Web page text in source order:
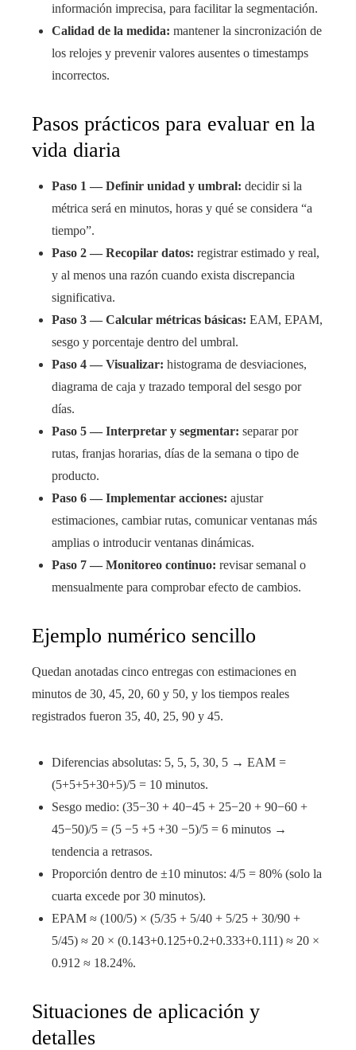
información imprecisa, para facilitar la segmentación.
Calidad de la medida: mantener la sincronización de
los relojes y prevenir valores ausentes o timestamps
incorrectos.
Pasos prácticos para evaluar en la
vida diaria
Paso 1 — Definir unidad y umbral: decidir si la
métrica será en minutos, horas y qué se considera “a
tiempo”.
Paso 2 — Recopilar datos: registrar estimado y real,
y al menos una razón cuando exista discrepancia
significativa.
Paso 3 — Calcular métricas básicas: EAM, EPAM,
sesgo y porcentaje dentro del umbral.
Paso 4 — Visualizar: histograma de desviaciones,
diagrama de caja y trazado temporal del sesgo por
días.
Paso 5 — Interpretar y segmentar: separar por
rutas, franjas horarias, días de la semana o tipo de
producto.
Paso 6 — Implementar acciones: ajustar
estimaciones, cambiar rutas, comunicar ventanas más
amplias o introducir ventanas dinámicas.
Paso 7 — Monitoreo continuo: revisar semanal o
mensualmente para comprobar efecto de cambios.
Ejemplo numérico sencillo
Quedan anotadas cinco entregas con estimaciones en
minutos de 30, 45, 20, 60 y 50, y los tiempos reales
registrados fueron 35, 40, 25, 90 y 45.
Diferencias absolutas: 5, 5, 5, 30, 5 → EAM =
(5+5+5+30+5)/5 = 10 minutos.
Sesgo medio: (35−30 + 40−45 + 25−20 + 90−60 +
45−50)/5 = (5 −5 +5 +30 −5)/5 = 6 minutos →
tendencia a retrasos.
Proporción dentro de ±10 minutos: 4/5 = 80% (solo la
cuarta excede por 30 minutos).
EPAM ≈ (100/5) × (5/35 + 5/40 + 5/25 + 30/90 +
5/45) ≈ 20 × (0.143+0.125+0.2+0.333+0.111) ≈ 20 ×
0.912 ≈ 18.24%.
Situaciones de aplicación y
detalles